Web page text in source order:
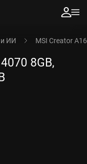
ИИ MSI Creator
8GB,